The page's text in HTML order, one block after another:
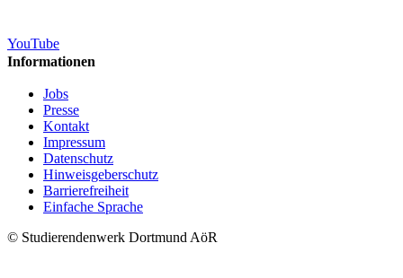
YouTube
Informationen
Jobs
Presse
Kontakt
Impressum
Datenschutz
Hinweisgeberschutz
Barrierefreiheit
Einfache Sprache
© Studierendenwerk Dortmund AöR